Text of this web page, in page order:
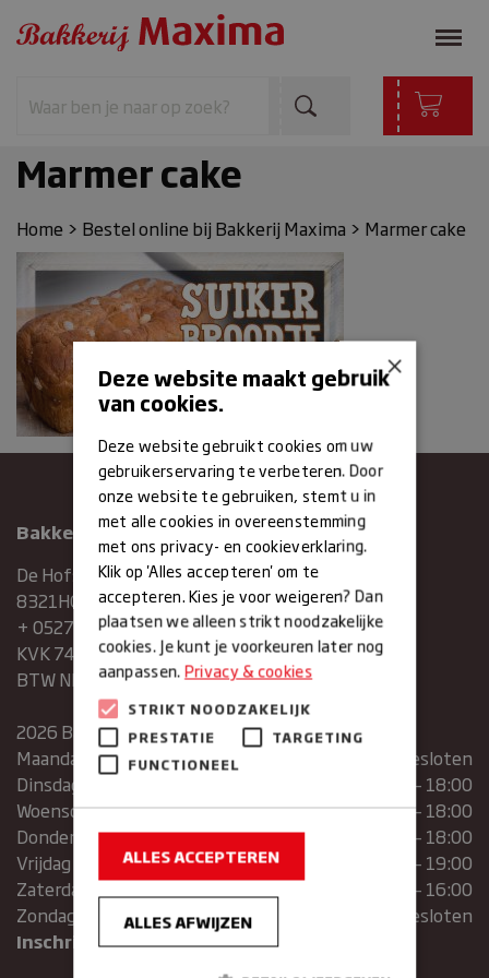
Marmer cake
Home > Bestel online bij Bakkerij Maxima > Marmer cake
Bakkerij Maxima
De Hofstee 1
8321HG Urk
+ 0527683454
KVK 74286293
BTW NR. NL859839151B01
2026 Bakkerij Maxima
Maandag
gesloten
Dinsdag
07:30 – 13:00 | 14:00 – 18:00
Woensdag
07:30 – 13:00 | 14:00 – 18:00
Donderdag
07:30 – 13:00 | 14:00 – 18:00
Vrijdag
07:00 – 19:00
Zaterdag
07:00 – 16:00
Zondag
Gesloten
Inschrijven voor de nieuwsbrief
×
Deze website maakt gebruik
van cookies.
Deze website gebruikt cookies om uw
gebruikerservaring te verbeteren. Door
onze website te gebruiken, stemt u in
met alle cookies in overeenstemming
met ons privacy- en cookieverklaring.
Klik op 'Alles accepteren' om te
accepteren. Kies je voor weigeren? Dan
plaatsen we alleen strikt noodzakelijke
cookies. Je kunt je voorkeuren later nog
aanpassen.Privacy & cookies
STRIKT NOODZAKELIJK
PRESTATIE
TARGETING
FUNCTIONEEL
ALLES ACCEPTEREN
ALLES AFWIJZEN